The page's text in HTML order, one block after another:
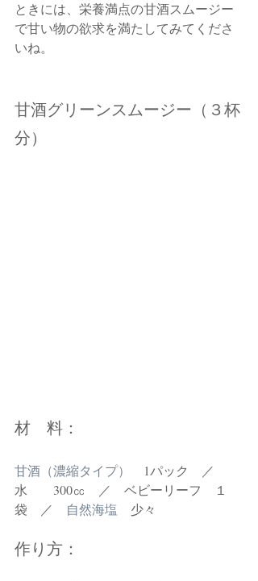
ときには、栄養満点の甘酒スムージー
で甘い物の欲求を満たしてみてくださ
いね。
甘酒グリーンスムージー（３杯
分）
材　料：
甘酒（濃縮タイプ） 1パック　／
水　　300㏄　／　ベビーリーフ　１
袋　／ 自然海塩 少々
作り方：